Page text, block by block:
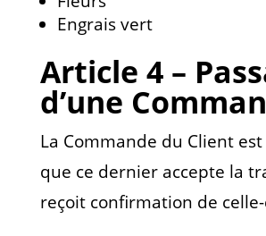
Engrais vert
Article 4 –
d’une
La Commande du Client
que ce dernier accepte la
reçoit confirmation de